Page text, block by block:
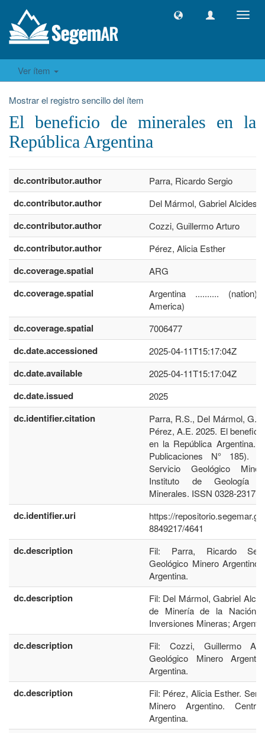
Ver ítem
Mostrar el registro sencillo del ítem
El beneficio de minerales en la
República Argentina
dc.contributor.author Parra, Ricardo Sergio
dc.contributor.author Del Mármol, Gabriel Alcides
dc.contributor.author Cozzi, Guillermo Arturo
dc.contributor.author Pérez, Alicia Esther
dc.coverage.spatial ARG
dc.coverage.spatial
Argentina ..........
America)
dc.coverage.spatial 7006477
dc.date.accessioned 2025-04-11T15:17:04Z
dc.date.available 2025-04-11T15:17:04Z
dc.date.issued 2025
dc.identifier.citation
Parra, R.S., Del Mármol,
Pérez, A.E. 2025. El
en la República Argentina.
Publicaciones N° 185).
Servicio Geológico
Instituto de Geología
Minerales. ISSN 0328-2317.
dc.identifier.uri
https://
8849217/4641
dc.description
Fil: Parra, Ricardo
Geológico Minero
Argentina.
dc.description
Fil: Del Mármol, Gabriel
de Minería de la Nación.
Inversiones Mineras;
dc.description
Fil: Cozzi, Guillermo
Geológico Minero
Argentina.
dc.description
Fil: Pérez, Alicia Esther.
Minero Argentino.
Argentina.